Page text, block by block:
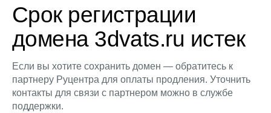
Срок регистрации
домена 3dvats.ru истек
Если вы хотите сохранить домен — обратитесь к
партнеру Руцентра для оплаты продления. Уточнить
контакты для связи с партнером можно в службе
поддержки.